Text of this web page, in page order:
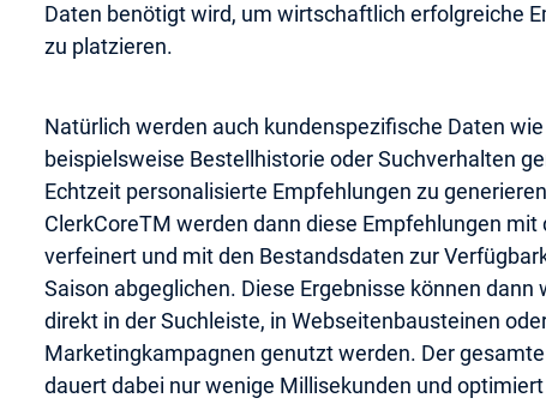
Daten benötigt wird, um wirtschaftlich erfolgreiche
zu platzieren.
Natürlich werden auch kundenspezifische Daten wie
beispielsweise Bestellhistorie oder Suchverhalten
Echtzeit personalisierte Empfehlungen zu
ClerkCoreTM werden dann diese Empfehlungen mit
verfeinert und mit den Bestandsdaten zur
Saison abgeglichen. Diese Ergebnisse können dann
direkt in der Suchleiste, in Webseitenbausteinen
Marketingkampagnen genutzt werden. Der
dauert dabei nur wenige Millisekunden und